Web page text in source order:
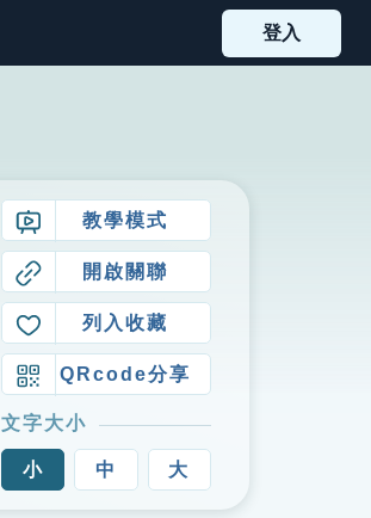
登入
教學模式
開啟關聯
列入收藏
QRcode分享
文字大小
小 中 大